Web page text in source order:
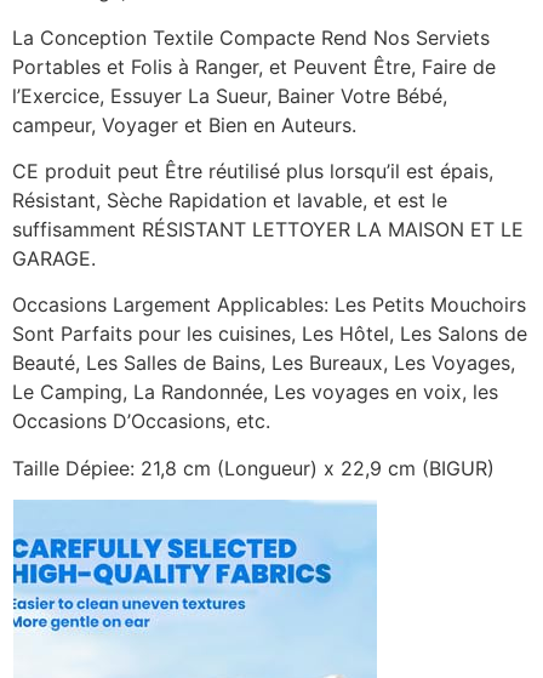
La Conception Textile Compacte Rend Nos Serviets
Portables et Folis à Ranger, et Peuvent Être, Faire de
l’Exercice, Essuyer La Sueur, Bainer Votre Bébé,
campeur, Voyager et Bien en Auteurs.
CE produit peut Être réutilisé plus lorsqu’il est épais,
Résistant, Sèche Rapidation et lavable, et est le
suffisamment RÉSISTANT LETTOYER LA MAISON ET LE
GARAGE.
Occasions Largement Applicables: Les Petits Mouchoirs
Sont Parfaits pour les cuisines, Les Hôtel, Les Salons de
Beauté, Les Salles de Bains, Les Bureaux, Les Voyages,
Le Camping, La Randonnée, Les voyages en voix, les
Occasions D’Occasions, etc.
Taille Dépiee: 21,8 cm (Longueur) x 22,9 cm (BIGUR)